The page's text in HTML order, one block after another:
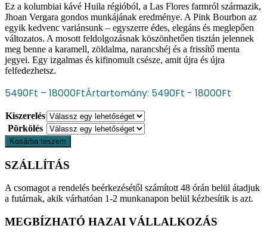
Ez a kolumbiai kávé Huila régióból, a Las Flores farmról származik,
Jhoan Vergara gondos munkájának eredménye. A Pink Bourbon az
egyik kedvenc variánsunk – egyszerre édes, elegáns és meglepően
változatos. A mosott feldolgozásnak köszönhetően tisztán jelennek
meg benne a karamell, zöldalma, narancshéj és a frissítő menta
jegyei. Egy izgalmas és kifinomult csésze, amit újra és újra
felfedezhetsz.
5490Ft – 18000FtÁrtartomány: 5490Ft - 18000Ft
Kiszerelés
Pörkölés
Kosárba teszem
SZÁLLÍTÁS
A csomagot a rendelés beérkezésétől számított 48 órán belül átadjuk
a futárnak, akik várhatóan 1-2 munkanapon belül kézbesítik is azt.
MEGBÍZHATÓ HAZAI VÁLLALKOZÁS